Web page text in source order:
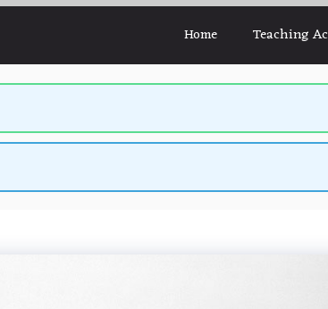
Home Teaching